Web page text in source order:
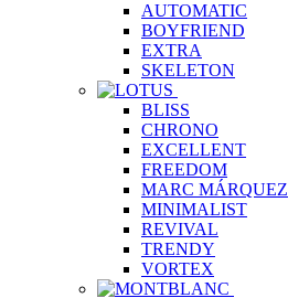
AUTOMATIC
BOYFRIEND
EXTRA
SKELETON
BLISS
CHRONO
EXCELLENT
FREEDOM
MARC MÁRQUEZ
MINIMALIST
REVIVAL
TRENDY
VORTEX